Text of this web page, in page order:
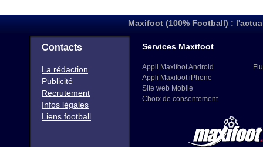
Maxifoot (100% Football) :
Contacts
La rédaction
Publicité
Recrutement
Infos légales
Liens football
Services Maxifoot
Appli Maxifoot Android
Appli Maxifoot iPhone
Site web Mobile
Choix de consentement